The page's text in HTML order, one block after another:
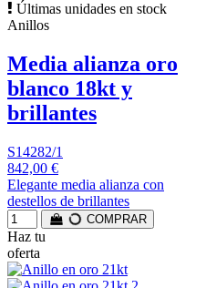
Últimas unidades en stock
Anillos
Media alianza oro
blanco 18kt y
brillantes
S14282/1
842,00 €
Elegante media alianza con
destellos de brillantes
COMPRAR
Haz tu
oferta